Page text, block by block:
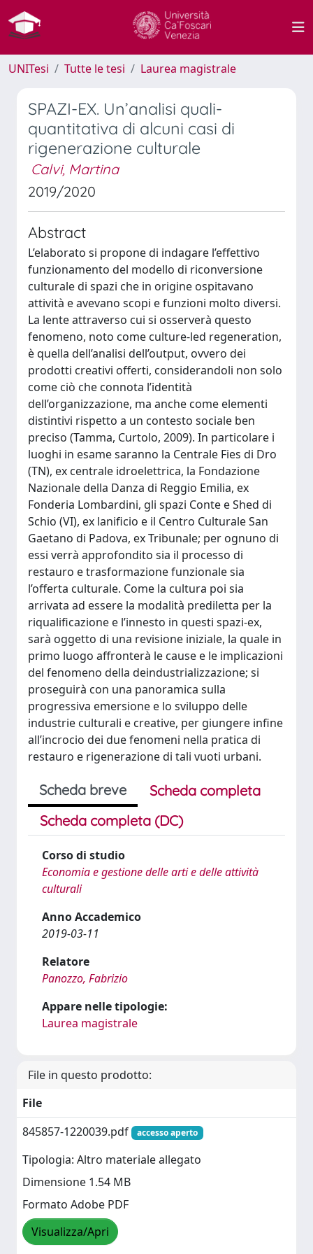
UNITesi Tutte le tesi Laurea magistrale
SPAZI-EX. Un’analisi quali-
quantitativa di alcuni casi di
rigenerazione culturale
Calvi, Martina
2019/2020
Abstract
L’elaborato si propone di indagare l’effettivo
funzionamento del modello di riconversione
culturale di spazi che in origine ospitavano
attività e avevano scopi e funzioni molto diversi.
La lente attraverso cui si osserverà questo
fenomeno, noto come culture-led regeneration,
è quella dell’analisi dell’output, ovvero dei
prodotti creativi offerti, considerandoli non solo
come ciò che connota l’identità
dell’organizzazione, ma anche come elementi
distintivi rispetto a un contesto sociale ben
preciso (Tamma, Curtolo, 2009). In particolare i
luoghi in esame saranno la Centrale Fies di Dro
(TN), ex centrale idroelettrica, la Fondazione
Nazionale della Danza di Reggio Emilia, ex
Fonderia Lombardini, gli spazi Conte e Shed di
Schio (VI), ex lanificio e il Centro Culturale San
Gaetano di Padova, ex Tribunale; per ognuno di
essi verrà approfondito sia il processo di
restauro e trasformazione funzionale sia
l’offerta culturale. Come la cultura poi sia
arrivata ad essere la modalità prediletta per la
riqualificazione e l’innesto in questi spazi-ex,
sarà oggetto di una revisione iniziale, la quale in
primo luogo affronterà le cause e le implicazioni
del fenomeno della deindustrializzazione; si
proseguirà con una panoramica sulla
progressiva emersione e lo sviluppo delle
industrie culturali e creative, per giungere infine
all’incrocio dei due fenomeni nella pratica di
restauro e rigenerazione di tali vuoti urbani.
Scheda breve
Scheda completa
Scheda completa (DC)
Corso di studio
Economia e gestione delle arti e delle attività
culturali
Anno Accademico
2019-03-11
Relatore
Panozzo, Fabrizio
Appare nelle tipologie:
Laurea magistrale
File in questo prodotto:
File
845857-1220039.pdf
accesso aperto
Tipologia: Altro materiale allegato
Dimensione 1.54 MB
Formato Adobe PDF
Visualizza/Apri